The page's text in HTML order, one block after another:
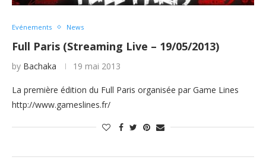
Evénements News
Full Paris (Streaming Live – 19/05/2013)
by Bachaka 19 mai 2013
La première édition du Full Paris organisée par Game Lines
http://www.gameslines.fr/